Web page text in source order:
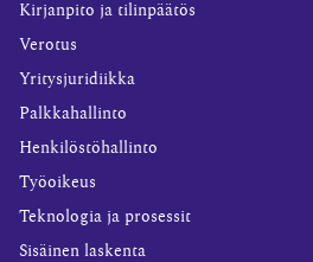
Kirjanpito ja tilinpäätös
Verotus
Yritysjuridiikka
Palkkahallinto
Henkilöstöhallinto
Työoikeus
Teknologia ja prosessit
Sisäinen laskenta